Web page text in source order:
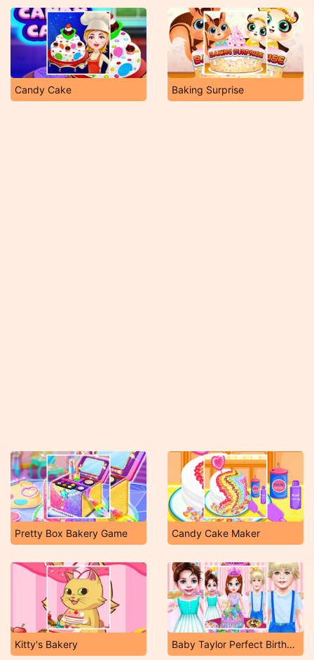
Candy Cake Baking Surprise
Pretty Box Bakery Game Candy Cake Maker
Kitty's Bakery Baby Taylor Perfect Birthday